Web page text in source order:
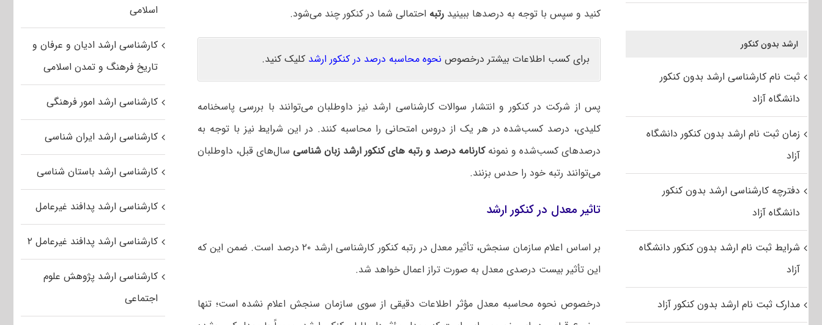
کنید و سپس با توجه به درصدها ببینید رتبه احتمالی شما در کنکور چند می‌شود.
برای کسب اطلاعات بیشتر درخصوص نحوه محاسبه درصد در کنکور ارشد کلیک کنید.
پس از شرکت در کنکور و انتشار سوالات کارشناسی ارشد نیز داوطلبان می‌توانند با بررسی پاسخنامه
کلیدی، درصد کسب‌شده در هر یک از دروس امتحانی را محاسبه کنند. در این شرایط نیز با توجه به
درصدهای کسب‌شده و نمونهکارنامه درصد و رتبه های کنکور ارشد زبان شناسی سال‌های قبل، داوطلبان
می‌توانند رتبه خود را حدس بزنند.
تاثیر معدل در کنکور ارشد
بر اساس اعلام سازمان سنجش، تأثیر معدل در رتبه کنکور کارشناسی ارشد ۲۰ درصد است. ضمن این که
این تأثیر بیست درصدی معدل به صورت تراز اعمال خواهد شد.
درخصوص نحوه محاسبه معدل مؤثر اطلاعات دقیقی از سوی سازمان سنجش اعلام نشده است؛ تنها
اسلامی
کارشناسی ارشد ادیان و عرفان و
تاریخ فرهنگ و تمدن اسلامی
کارشناسی ارشد امور فرهنگی
کارشناسی ارشد ایران شناسی
کارشناسی ارشد باستان شناسی
کارشناسی ارشد پدافند غیرعامل
کارشناسی ارشد پدافند غیرعامل ۲
کارشناسی ارشد پژوهش علوم
اجتماعی
ارشد بدون کنکور
ثبت نام کارشناسی ارشد بدون کنکور
دانشگاه آزاد
زمان ثبت نام ارشد بدون کنکور دانشگاه
آزاد
دفترچه کارشناسی ارشد بدون کنکور
دانشگاه آزاد
شرایط ثبت نام ارشد بدون کنکور دانشگاه
آزاد
مدارک ثبت نام ارشد بدون کنکور آزاد